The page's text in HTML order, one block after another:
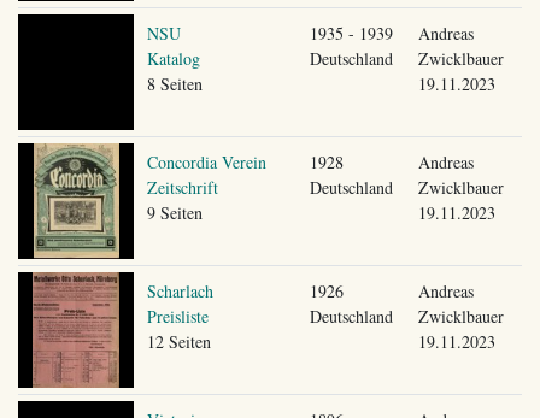
NSU
Katalog
8 Seiten
1935 - 1939
Deutschland
Andreas
Zwicklbauer
19.11.2023
Concordia Verein
Zeitschrift
9 Seiten
1928
Deutschland
Andreas
Zwicklbauer
19.11.2023
Scharlach
Preisliste
12 Seiten
1926
Deutschland
Andreas
Zwicklbauer
19.11.2023